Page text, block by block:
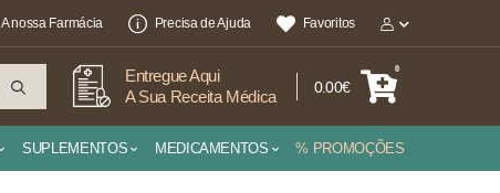
A nossa Farmácia Precisa de Ajuda Favoritos
Entregue Aqui
A Sua Receita Médica
0.00€
0
SUPLEMENTOS MEDICAMENTOS % PROMOÇÕES